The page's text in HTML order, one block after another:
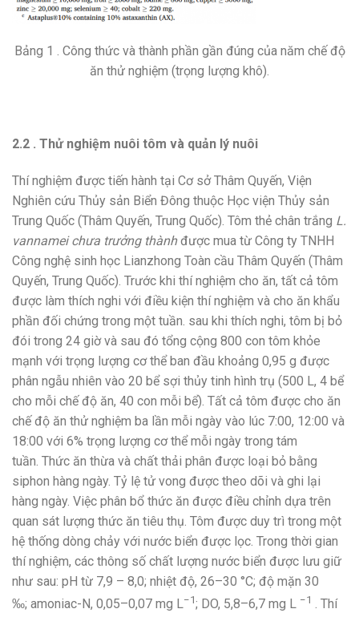
Bảng 1 . Công thức và thành phần gần đúng của năm chế độ
ăn thử nghiệm (trọng lượng khô).
2.2 . Thử nghiệm nuôi tôm và quản lý nuôi
Thí nghiệm được tiến hành tại Cơ sở Thâm Quyến, Viện
Nghiên cứu Thủy sản Biển Đông thuộc Học viện Thủy sản
Trung Quốc (Thâm Quyến, Trung Quốc). Tôm thẻ chân trắng L.
vannamei chưa trưởng thànhđược mua từ Công ty TNHH
Công nghệ sinh học Lianzhong Toàn cầu Thâm Quyến (Thâm
Quyến, Trung Quốc). Trước khi thí nghiệm cho ăn, tất cả tôm
được làm thích nghi với điều kiện thí nghiệm và cho ăn khẩu
phần đối chứng trong một tuần. sau khi thích nghi, tôm bị bỏ
đói trong 24 giờ và sau đó tổng cộng 800 con tôm khỏe
mạnh với trọng lượng cơ thể ban đầu khoảng 0,95 g được
phân ngẫu nhiên vào 20 bể sợi thủy tinh hình trụ (500 L, 4 bể
cho mỗi chế độ ăn, 40 con mỗi bể). Tất cả tôm được cho ăn
chế độ ăn thử nghiệm ba lần mỗi ngày vào lúc 7:00, 12:00 và
18:00 với 6% trọng lượng cơ thể mỗi ngày trong tám
tuần. Thức ăn thừa và chất thải phân được loại bỏ bằng
siphon hàng ngày. Tỷ lệ tử vong được theo dõi và ghi lại
hàng ngày. Việc phân bổ thức ăn được điều chỉnh dựa trên
quan sát lượng thức ăn tiêu thụ. Tôm được duy trì trong một
hệ thống dòng chảy với nước biển được lọc. Trong thời gian
thí nghiệm, các thông số chất lượng nước biển được lưu giữ
như sau: pH từ 7,9 – 8,0; nhiệt độ, 26–30 °C; độ mặn 30
‰; amoniac-N, 0,05–0,07 mg L−1; DO, 5,8–6,7 mg L −1 . Thí